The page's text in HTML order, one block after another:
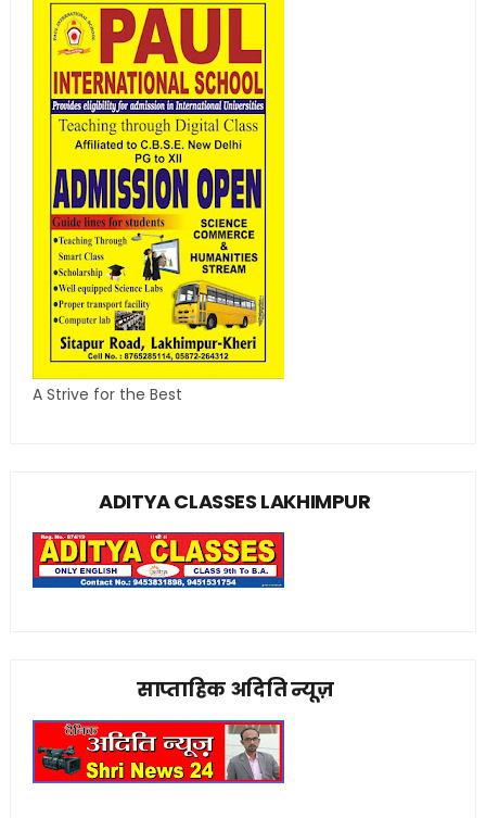
A Strive for the Best
ADITYA CLASSES LAKHIMPUR
साप्ताहिक अदिति न्यूज़